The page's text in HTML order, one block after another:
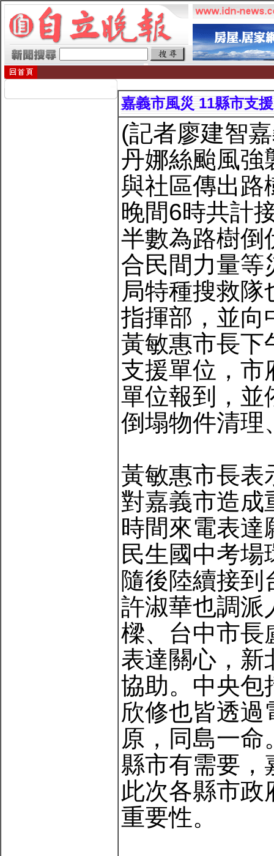
嘉義市風災 11縣市支
(記者廖建智
丹娜絲颱風強
與社區傳出路
晚間6時共計
半數為路樹倒
合民間力量等
局特種搜救
指揮部，並向
黃敏惠市長下
支援單位，市
單位報到，並
倒塌物件清理
黃敏惠市長表
對嘉義市造成
時間來電表達
民生國中考
隨後陸續接
許淑華也調派
樑、台中市長
表達關心，新
協助。中央包
欣修也皆透過
原，同島一
縣市有需要，
此次各縣市政
重要性。